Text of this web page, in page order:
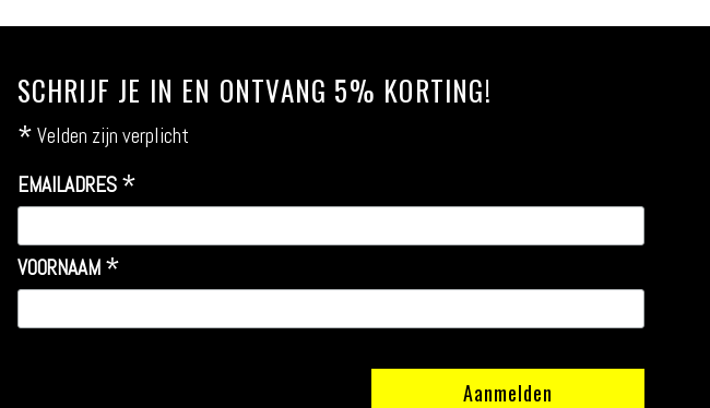
SCHRIJF JE IN EN ONTVANG 5% KORTING!
* Velden zijn verplicht
EMAILADRES *
VOORNAAM *